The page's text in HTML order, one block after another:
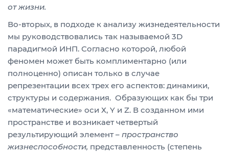
от жизни.
Во-вторых, в подходе к анализу жизнедеятельности
мы руководствовались так называемой 3D
парадигмой ИНП. Согласно которой, любой
феномен может быть комплиментарно (или
полноценно) описан только в случае
репрезентации всех трех его аспектов: динамики,
структуры и содержания. Образующих как бы три
«математические» оси Х, Y и Z. В созданном ими
пространстве и возникает четвертый
результирующий элемент – пространство
жизнеспособности, представленность (степень